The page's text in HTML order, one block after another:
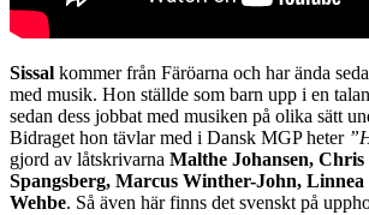
Sissal kommer från Färöarna och har ända
med musik. Hon ställde som barn upp i en
sedan dess jobbat med musiken på olika sätt
Bidraget hon tävlar med i Dansk MGP heter
gjord av låtskrivarna Malthe Johansen,
Spangsberg, Marcus Winther-John, Linnea
Wehbe. Så även här finns det svenskt på